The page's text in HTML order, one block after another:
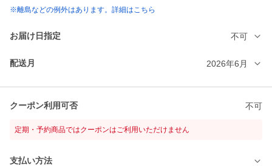
※離島などの例外はあります。詳細はこちら
お届け日指定 不可
配送月 2026年6月
クーポン利用可否 不可
定期・予約商品ではクーポンはご利用いただけません
支払い方法